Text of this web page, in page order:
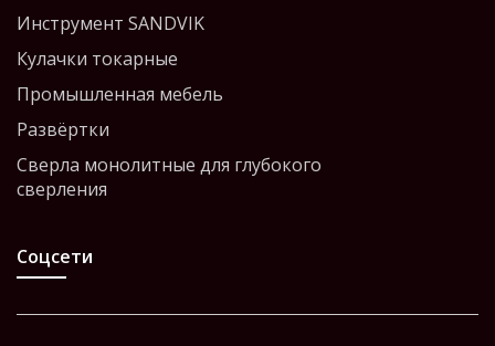
Инструмент SANDVIK
Кулачки токарные
Промышленная мебель
Развёртки
Сверла монолитные для глубокого
сверления
Соцсети